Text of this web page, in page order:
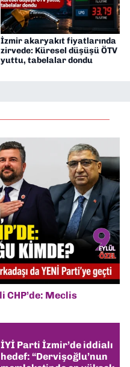
İzmir akaryakıt fiyatlarında
zirvede: Küresel düşüşü ÖTV
yuttu, tabelalar dondu
Meclis
İYİ Parti İzmir’de iddialı
hedef: “Dervişoğlu’nun